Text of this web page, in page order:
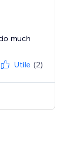
much
Utile (2)